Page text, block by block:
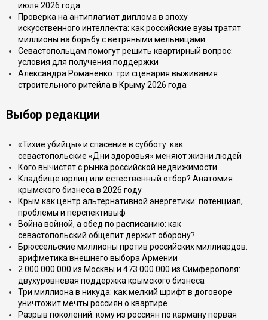
июля 2026 года
Проверка на антиплагиат диплома в эпоху
искусственного интеллекта: как российские вузы тратят
миллионы на борьбу с ветряными мельницами
Севастопольцам помогут решить квартирный вопрос:
условия для получения поддержки
Александра Романенко: три сценария выживания
строительного ритейла в Крыму 2026 года
Выбор редакции
«Тихие убийцы» и спасение в субботу: как
севастопольские «Дни здоровья» меняют жизни людей
Кого вычистят с рынка российской недвижимости
Кладбище юрлиц или естественный отбор? Анатомия
крымского бизнеса в 2026 году
Крым как центр альтернативной энергетики: потенциал,
проблемы и перспективыф
Война войной, а обед по расписанию: как
севастопольский общепит держит оборону?
Брюссельские миллионы против российских миллиардов:
арифметика внешнего выбора Армении
2 000 000 000 из Москвы и 473 000 000 из Симферополя:
двухуровневая поддержка крымского бизнеса
Три миллиона в никуда: как мелкий шрифт в договоре
уничтожит мечты россиян о квартире
Разрыв поколений: кому из россиян по карману первая